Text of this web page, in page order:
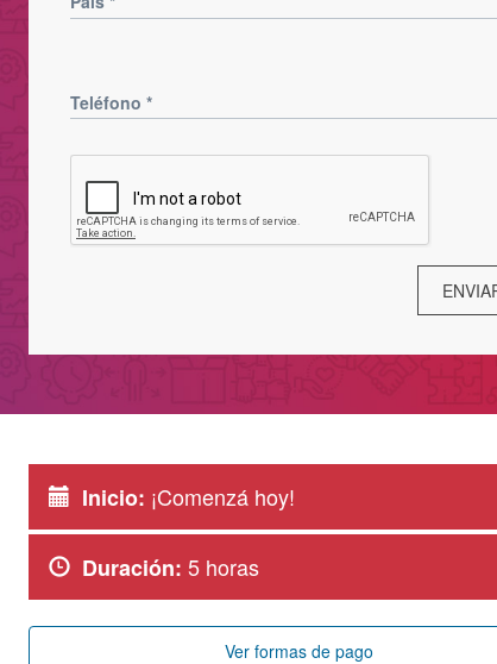
Teléfono *
Inicio: ¡Comenzá hoy!
Duración: 5 horas
Ver formas de pago